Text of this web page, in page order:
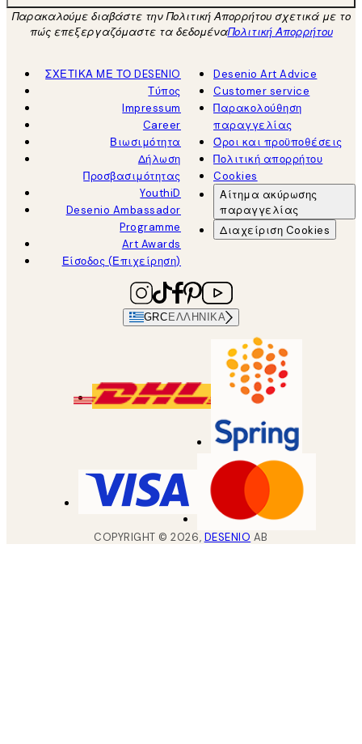
Παρακαλούμε διαβάστε την Πολιτική Απορρήτου σχετικά με το
πώς επεξεργαζόμαστε τα δεδομέναΠολιτική Απορρήτου
ΣΧΕΤΙΚΑ ΜΕ ΤΟ DESENIO
Τύπος
Impressum
Career
Βιωσιμότητα
Δήλωση
Προσβασιμότητας
YouthiD
Desenio Ambassador
Programme
Art Awards
Είσοδος (Επιχείρηση)
Desenio Art Advice
Customer service
Παρακολούθηση
παραγγελίας
Όροι και προϋποθέσεις
Πολιτική απορρήτου
Cookies
Αίτημα ακύρωσης
παραγγελίας
Διαχείριση Cookies
GRC ΕΛΛΗΝΙΚΆ
COPYRIGHT ©2026, DESENIO AB